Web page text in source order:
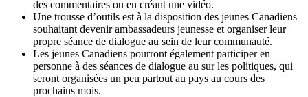
des commentaires ou en créant une vidéo.
Une trousse d’outils est à la disposition des jeunes Canadiens
souhaitant devenir ambassadeurs jeunesse et organiser leur
propre séance de dialogue au sein de leur communauté.
Les jeunes Canadiens pourront également participer en
personne à des séances de dialogue au sur les politiques, qui
seront organisées un peu partout au pays au cours des
prochains mois.